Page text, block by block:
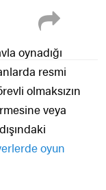
oynadığı
resmi
olmaksızın
veya
oyun